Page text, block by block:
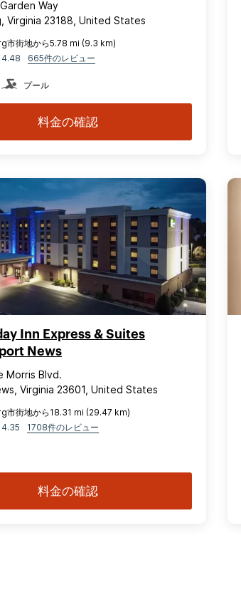
Way
Virginia 23188, United States
市街地から5.78 mi (9.3 km)
4.48
665件のレビュー
プール
料金の確認
Inn Express & Suites
News
Morris Blvd.
Virginia 23601, United States
市街地から18.31 mi (29.47 km)
4.35
1708件のレビュー
料金の確認